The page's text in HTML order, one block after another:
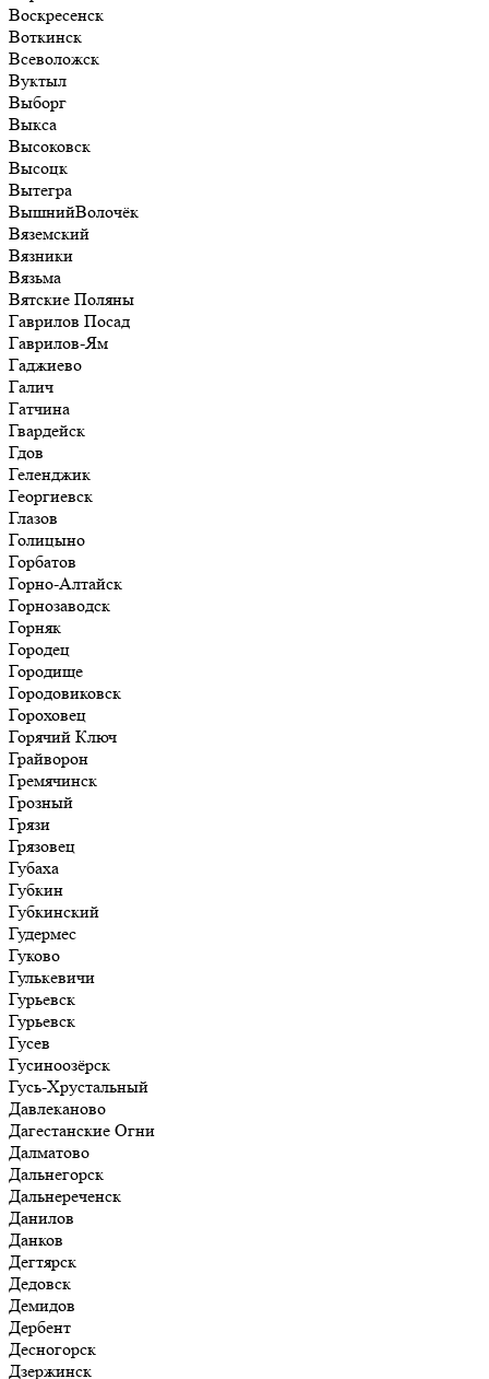
Воскресенск
Воткинск
Всеволожск
Вуктыл
Выборг
Выкса
Высоковск
Высоцк
Вытегра
ВышнийВолочёк
Вяземский
Вязники
Вязьма
Вятские Поляны
Гаврилов Посад
Гаврилов-Ям
Гаджиево
Галич
Гатчина
Гвардейск
Гдов
Геленджик
Георгиевск
Глазов
Голицыно
Горбатов
Горно-Алтайск
Горнозаводск
Горняк
Городец
Городище
Городовиковск
Гороховец
Горячий Ключ
Грайворон
Гремячинск
Грозный
Грязи
Грязовец
Губаха
Губкин
Губкинский
Гудермес
Гуково
Гулькевичи
Гурьевск
Гурьевск
Гусев
Гусиноозёрск
Гусь-Хрустальный
Давлеканово
Дагестанские Огни
Далматово
Дальнегорск
Дальнереченск
Данилов
Данков
Дегтярск
Дедовск
Демидов
Дербент
Десногорск
Дзержинск